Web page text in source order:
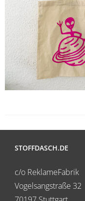
STOFFDASCH.DE
c/o ReklameFabrik
Vogelsangstraße 32